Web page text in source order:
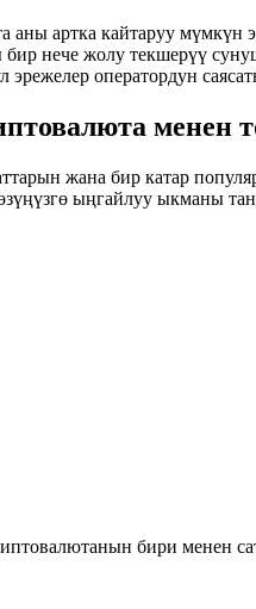
артка кайтаруу
нече жолу текшерүү
оператордун
менен
жана бир катар
ыңгайлуу ыкманы
бири менен